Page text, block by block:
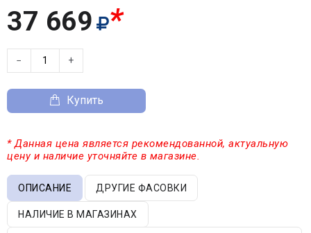
37 669 *
− +
Купить
* Данная цена является рекомендованной, актуальную
цену и наличие уточняйте в магазине.
ОПИСАНИЕ ДРУГИЕ ФАСОВКИ
НАЛИЧИЕ В МАГАЗИНАХ